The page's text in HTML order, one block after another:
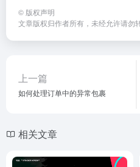
© 版权声明
文章版权归作者所有，未经允许请勿转
上一篇
如何处理订单中的异常包裹
相关文章